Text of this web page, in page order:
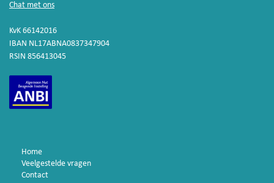
Chat met ons
KvK 66142016
IBAN NL17ABNA0837347904
RSIN 856413045
Home
Veelgestelde vragen
Contact